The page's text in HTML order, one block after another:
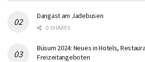
Dangast am Jadebusen
0 SHARES
Büsum 2024: Neues in Hotels,
Freizeitangeboten